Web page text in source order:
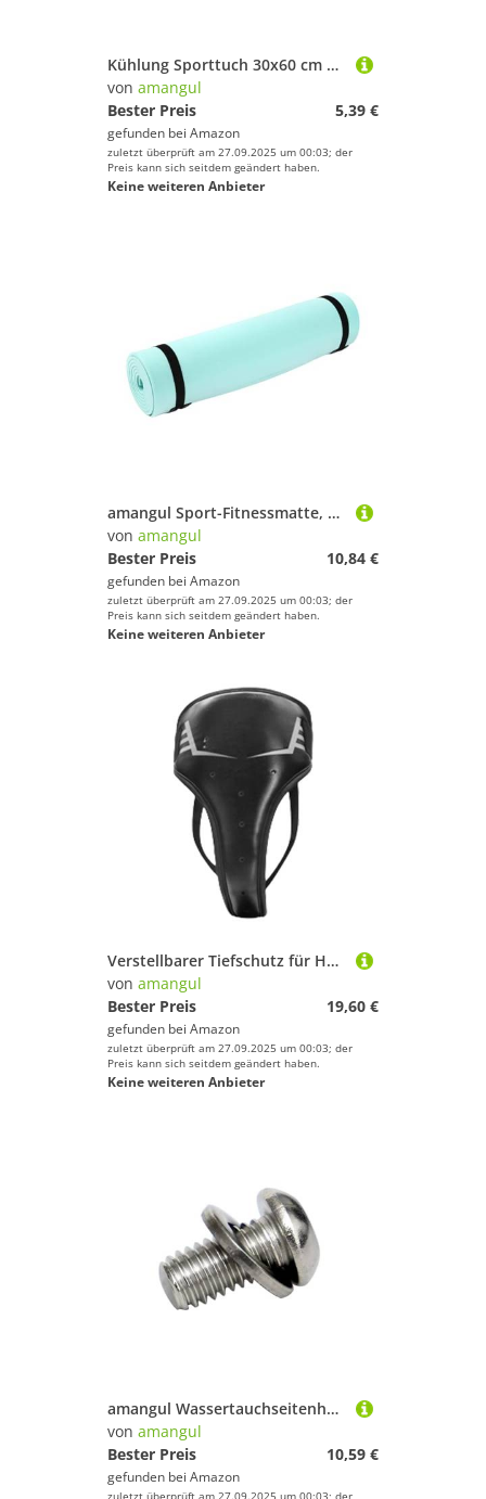
Kühlung Sporttuch 30x60 cm Schweiß Für Hals Weich Atmungsaktiv Für Männer Frauen Fitness Fitnessstudio Workout Workout Handtuch
von amangul
Bester Preis
5,39 €
gefunden bei Amazon
zuletzt überprüft am 27.09.2025 um 00:03; der
Preis kann sich seitdem geändert haben.
Keine weiteren Anbieter
amangul Sport-Fitnessmatte, Gymnastikmatte, Gymnastikmatte, Sportzubehör
von amangul
Bester Preis
10,84 €
gefunden bei Amazon
zuletzt überprüft am 27.09.2025 um 00:03; der
Preis kann sich seitdem geändert haben.
Keine weiteren Anbieter
Verstellbarer Tiefschutz für Herren und Kinder, Kampfsport, Kickboxen, Training, Sparring
von amangul
Bester Preis
19,60 €
gefunden bei Amazon
zuletzt überprüft am 27.09.2025 um 00:03; der
Preis kann sich seitdem geändert haben.
Keine weiteren Anbieter
amangul Wassertauchseitenhalterungen Gewichtsgürtel
von amangul
Bester Preis
10,59 €
gefunden bei Amazon
zuletzt überprüft am 27.09.2025 um 00:03; der